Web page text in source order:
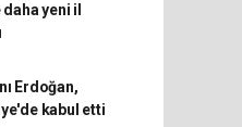
daha yeni il
Erdoğan,
kabul etti